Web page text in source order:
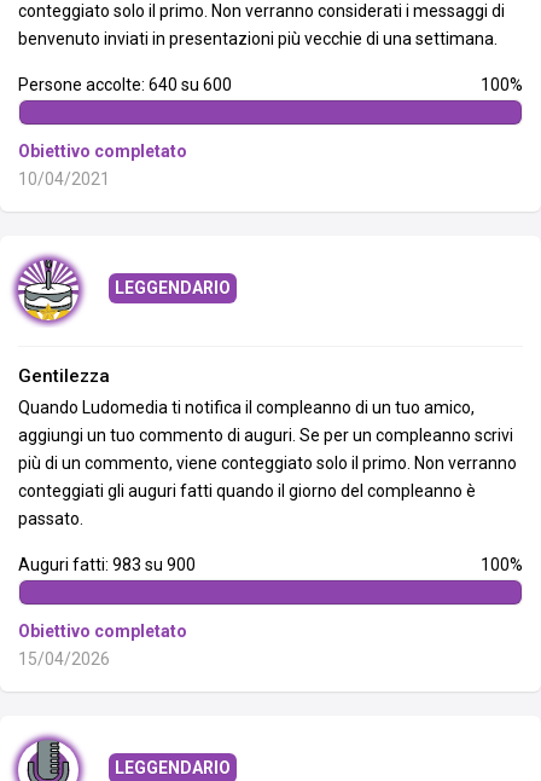
conteggiato solo il primo. Non verranno considerati i messaggi di
benvenuto inviati in presentazioni più vecchie di una settimana.
Persone accolte: 640 su 600 100%
Obiettivo completato
10/04/2021
LEGGENDARIO
Gentilezza
Quando Ludomedia ti notifica il compleanno di un tuo amico,
aggiungi un tuo commento di auguri. Se per un compleanno scrivi
più di un commento, viene conteggiato solo il primo. Non verranno
conteggiati gli auguri fatti quando il giorno del compleanno è
passato.
Auguri fatti: 983 su 900 100%
Obiettivo completato
15/04/2026
LEGGENDARIO